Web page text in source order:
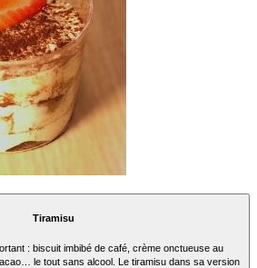
Tiramisu
: biscuit imbibé de café, crème onctueuse au
le tout sans alcool. Le tiramisu dans sa version